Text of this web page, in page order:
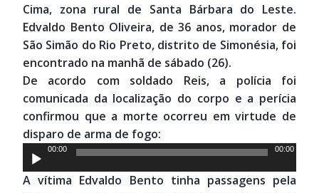
Cima, zona rural de Santa Bárbara do Leste.
Edvaldo Bento Oliveira, de 36 anos, morador de
São Simão do Rio Preto, distrito de Simonésia, foi
encontrado na manhã de sábado (26).
De acordo com soldado Reis, a polícia foi
comunicada da localização do corpo e a perícia
confirmou que a morte ocorreu em virtude de
disparo de arma de fogo:
Tocador
de
áudio
00:00 00:00
A vítima Edvaldo Bento tinha passagens pela